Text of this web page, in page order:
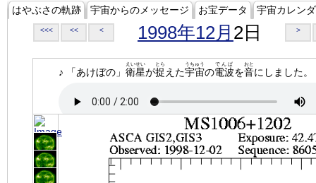
はやぶさの軌跡 宇宙からのメッセージ お宝データ 宇宙カレン
<<< << < 1998年12月 2日 >
♪ 「あけぼの」 衛星
えいせい
が捉
とら
えた宇宙
うちゅう
の電波
でんぱ
を音
おと
にしました。